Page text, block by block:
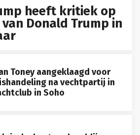
heeft kritiek op
Donald Trump in
Toney aangeklaagd voor
na vechtpartij in
in Soho